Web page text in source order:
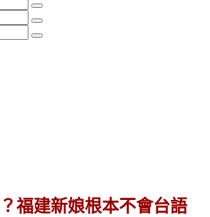
福建新娘根本不會台語